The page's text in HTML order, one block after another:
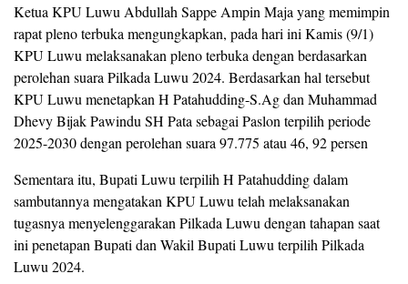
Ketua KPU Luwu Abdullah Sappe Ampin Maja yang memimpin
rapat pleno terbuka mengungkapkan, pada hari ini Kamis (9/1)
KPU Luwu melaksanakan pleno terbuka dengan berdasarkan
perolehan suara Pilkada Luwu 2024. Berdasarkan hal tersebut
KPU Luwu menetapkan H Patahudding-S.Ag dan Muhammad
Dhevy Bijak Pawindu SH Pata sebagai Paslon terpilih periode
2025-2030 dengan perolehan suara 97.775 atau 46, 92 persen
Sementara itu, Bupati Luwu terpilih H Patahudding dalam
sambutannya mengatakan KPU Luwu telah melaksanakan
tugasnya menyelenggarakan Pilkada Luwu dengan tahapan saat
ini penetapan Bupati dan Wakil Bupati Luwu terpilih Pilkada
Luwu 2024.